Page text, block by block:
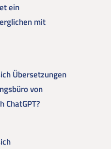
ein
mit
Übersetzungen
von
ChatGPT?